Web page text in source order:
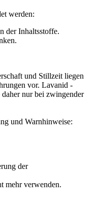
werden:
der Inhaltsstoffe.
und Stillzeit liegen
vor. Lavanid -
nur bei zwingender
und Warnhinweise:
der
mehr verwenden.